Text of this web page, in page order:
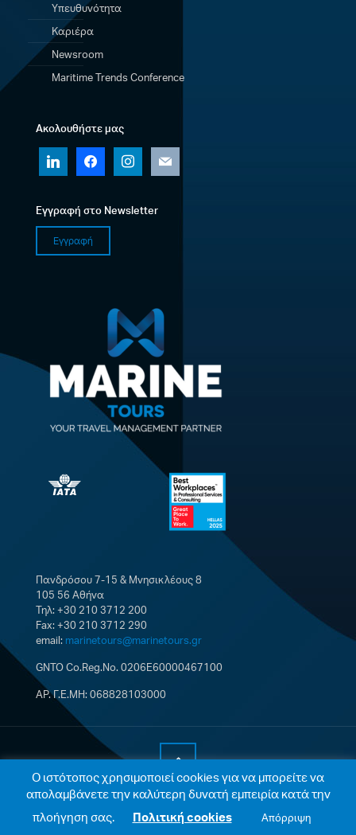
Υπευθυνότητα
Καριέρα
Newsroom
Maritime Trends Conference
Ακολουθήστε μας
linkedin
facebook instagram
Εγγραφή στο Newsletter
Εγγραφή
Πανδρόσου 7-15 & Μνησικλέους 8
105 56 Αθήνα
Τηλ: +30 210 3712 200
Fax: +30 210 3712 290
email: marinetours@marinetours.gr
GNTO Co.Reg.No. 0206E60000467100
ΑΡ. Γ.Ε.ΜΗ: 068828103000
© 2021 Marine Tours Single Member S.A. All Rights
Reserved |
Cookies Policy|Privacy Policy
| Web
Ο ιστότοπος χρησιμοποιεί cookies για να μπορείτε να
απολαμβάνετε την καλύτερη δυνατή εμπειρία κατά την
πλοήγηση σας.
Πολιτική cookies Απόρριψη